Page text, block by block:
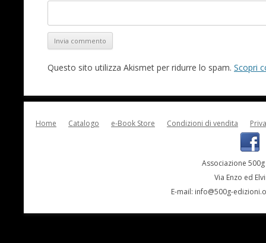
Questo sito utilizza Akismet per ridurre lo spam. Scopri
Home Catalogo e-Book Store Condizioni di vendita
Associazione
Via Enzo ed
E-mail: info@500g-